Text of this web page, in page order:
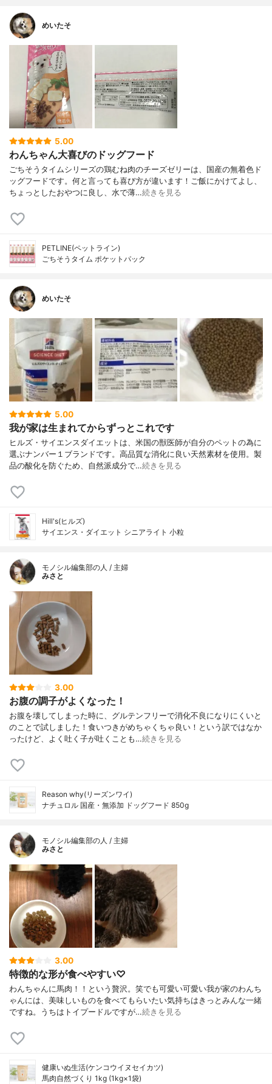
めいたそ
5.00
わんちゃん大喜びのドッグフード
ごちそうタイムシリーズの鶏むね肉のチーズゼリーは、国産の無着色ド
ッグフードです。何と言っても喜び方が違います！ご飯にかけてよし、
ちょっとしたおやつに良し、水で薄…続きを見る
PETLINE(ペットライン)
ごちそうタイム ポケットパック
めいたそ
5.00
我が家は生まれてからずっとこれです
ヒルズ・サイエンスダイエットは、米国の獣医師が自分のペットの為に
選ぶナンバー１ブランドです。高品質な消化に良い天然素材を使用。製
品の酸化を防ぐため、自然派成分で…続きを見る
Hill's(ヒルズ)
サイエンス・ダイエット シニアライト 小粒
モノシル編集部の人 / 主婦
みさと
3.00
お腹の調子がよくなった！
お腹を壊してしまった時に、グルテンフリーで消化不良になりにくいと
のことで試しました！食いつきがめちゃくちゃ良い！という訳ではなか
ったけど、よく吐く子が吐くことも…続きを見る
Reason why(リーズンワイ)
ナチュロル 国産・無添加 ドッグフード 850g
モノシル編集部の人 / 主婦
みさと
3.00
特徴的な形が食べやすい♡
わんちゃんに馬肉！！という贅沢。笑でも可愛い可愛い我が家のわんち
ゃんには、美味しいものを食べてもらいたい気持ちはきっとみんな一緒
ですね。うちはトイプードルですが…続きを見る
健康いぬ生活(ケンコウイヌセイカツ)
馬肉自然づくり 1kg (1kg×1袋)